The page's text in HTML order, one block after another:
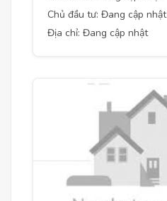
Chủ đầu tư: Đang cập nhật
Địa chỉ: Đang cập nhật